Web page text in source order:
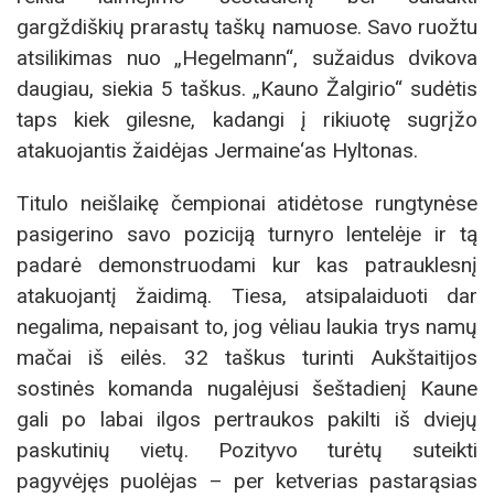
gargždiškių prarastų taškų namuose. Savo ruožtu
atsilikimas nuo „Hegelmann“, sužaidus dvikova
daugiau, siekia 5 taškus. „Kauno Žalgirio“ sudėtis
taps kiek gilesne, kadangi į rikiuotę sugrįžo
atakuojantis žaidėjas Jermaine‘as Hyltonas.
Titulo neišlaikę čempionai atidėtose rungtynėse
pasigerino savo poziciją turnyro lentelėje ir tą
padarė demonstruodami kur kas patrauklesnį
atakuojantį žaidimą. Tiesa, atsipalaiduoti dar
negalima, nepaisant to, jog vėliau laukia trys namų
mačai iš eilės. 32 taškus turinti Aukštaitijos
sostinės komanda nugalėjusi šeštadienį Kaune
gali po labai ilgos pertraukos pakilti iš dviejų
paskutinių vietų. Pozityvo turėtų suteikti
pagyvėjęs puolėjas – per ketverias pastarąsias